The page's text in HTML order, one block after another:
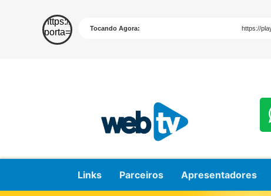
Links Parceiros Apresentadores